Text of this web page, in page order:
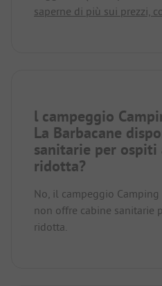
saperne di più sui prezzi,
l campeggio
La Barbacane
sanitarie per
ridotta?
No, il campeggio Camping
non offre cabine sanitarie
ridotta.